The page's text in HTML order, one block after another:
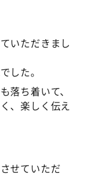
いただきまし
した。
落ち着いて、
、楽しく伝え
せていただ